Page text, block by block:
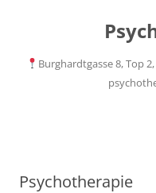
Burghardtgasse 8, Top
Psychotherapie